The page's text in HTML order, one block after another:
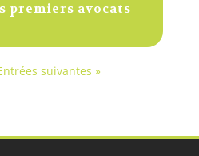
premiers avocats
suivantes »